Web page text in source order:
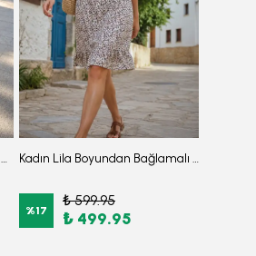
Kadın Füme Sıfır Yaka Kolları Büzgülü Kulplu Uzun Kol Elbise ARM-26K001033 Kadın Lila Boyundan Bağlamalı Beli Kuşaklı Eteği Fırfırlı Elbise ARM-26Y001149
%17
₺ 599.95
₺ 499.95